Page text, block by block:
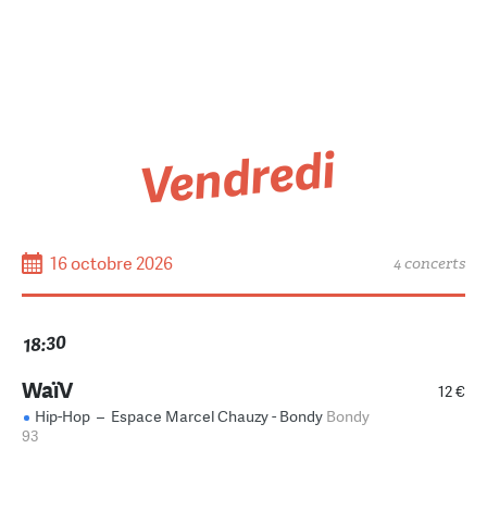
Vendredi
16 octobre 2026 4 concerts
18:30
12 €
WaïV
Hip-Hop – Espace Marcel Chauzy - Bondy Bondy
93